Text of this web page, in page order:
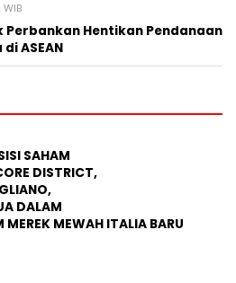
Perbankan Hentikan Pendanaan
ASEAN
SAHAM
DISTRICT,
DALAM
MEWAH ITALIA BARU